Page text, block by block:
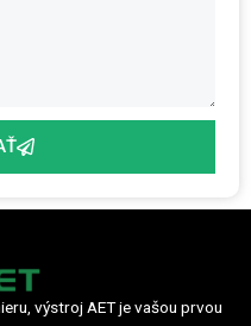
výstroj AET je vašou prvou